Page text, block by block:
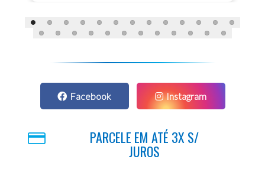
Facebook Instagram
PARCELE EM ATÉ 3X S/
JUROS